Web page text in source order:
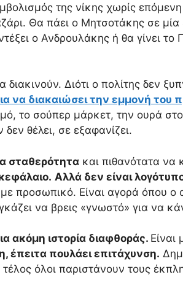
της νίκης χωρίς
Θα πάει ο Μητσοτάκης σε
ο Ανδρουλάκης ή θα γίνει
Διότι ο πολίτης δεν
διακαιώσει την εμμονή του
το σούπερ μάρκετ, την ουρά
θέλει, σε εξαφανίζει.
σταθερότητα και πιθανότατα να
Αλλά δεν είναι
προσωπικό. Είναι αγορά όπου ο
να βρεις «γνωστό» για να
ακόμη ιστορία διαφθοράς. Είναι
έπειτα πουλάει επιτάχυνση.
όλοι παριστάνουν τους